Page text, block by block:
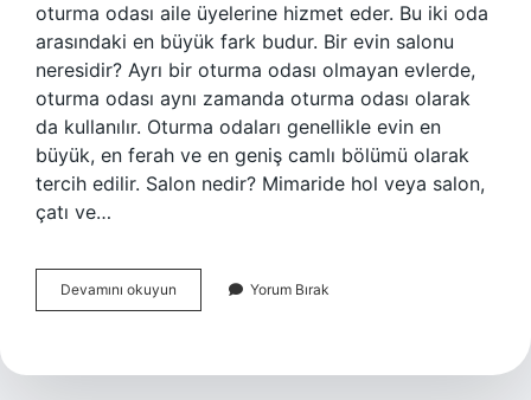
oturma odası aile üyelerine hizmet eder. Bu iki oda
arasındaki en büyük fark budur. Bir evin salonu
neresidir? Ayrı bir oturma odası olmayan evlerde,
oturma odası aynı zamanda oturma odası olarak
da kullanılır. Oturma odaları genellikle evin en
büyük, en ferah ve en geniş camlı bölümü olarak
tercih edilir. Salon nedir? Mimaride hol veya salon,
çatı ve…
Devamını okuyun
Nereye
Yorum Bırak